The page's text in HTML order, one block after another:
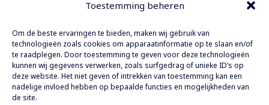
Toestemming beheren
Om de beste ervaringen te bieden, maken wij gebruik van
technologieën zoals cookies om apparaatinformatie op te slaan en/of
te raadplegen. Door toestemming te geven voor deze technologieën
kunnen wij gegevens verwerken, zoals surfgedrag of unieke ID’s op
deze website. Het niet geven of intrekken van toestemming kan een
nadelige invloed hebben op bepaalde functies en mogelijkheden van
de site.
Contact
WTC The Hague
Prinses Margrietplantsoen 77